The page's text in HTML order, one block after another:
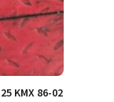
KMX 86-02